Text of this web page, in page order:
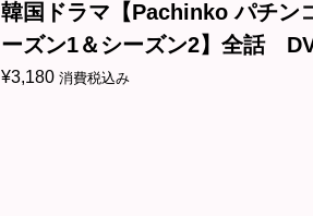
韓国ドラマ【Pachinko パチン
ーズン1＆シーズン2】全話
＆Blu-ray
¥3,180 消費税込み